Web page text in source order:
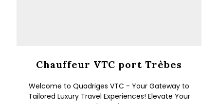
Chauffeur VTC port Trèbes
Welcome to Quadriges VTC - Your Gateway to
Tailored Luxury Travel Experiences! Elevate Your